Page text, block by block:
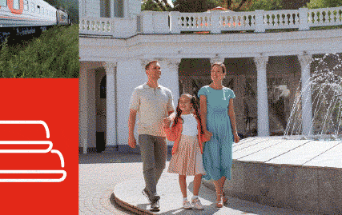
ПОЛИТИКА ПОЛИТИКА